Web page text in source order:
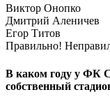
Виктор Онопко
Дмитрий Аленичев
Егор Титов
Правильно!
В каком году у ФК
собственный